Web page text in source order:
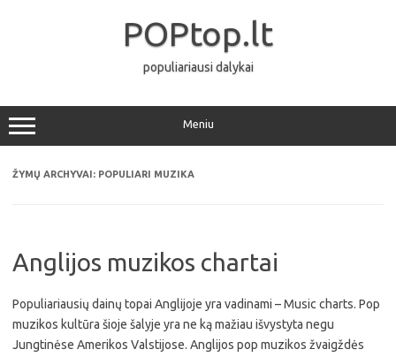
POPtop.lt
populiariausi dalykai
Meniu
ŽYMŲ ARCHYVAI: POPULIARI MUZIKA
Anglijos muzikos chartai
Populiariausių dainų topai Anglijoje yra vadinami – Music charts. Pop
muzikos kultūra šioje šalyje yra ne ką mažiau išvystyta negu
Jungtinėse Amerikos Valstijose. Anglijos pop muzikos žvaigždės